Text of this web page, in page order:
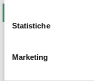
Statistiche
Marketing
In ricordo di